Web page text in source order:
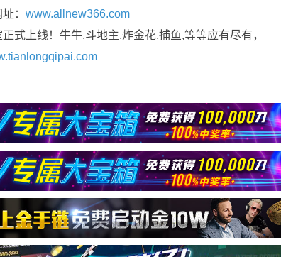
： www.allnew366.com
式上线！牛牛,斗地主,炸金花,捕鱼,等等应有尽有，